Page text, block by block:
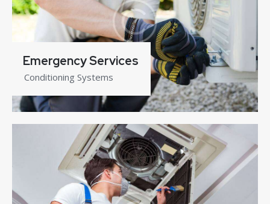
Emergency Services
Conditioning Systems